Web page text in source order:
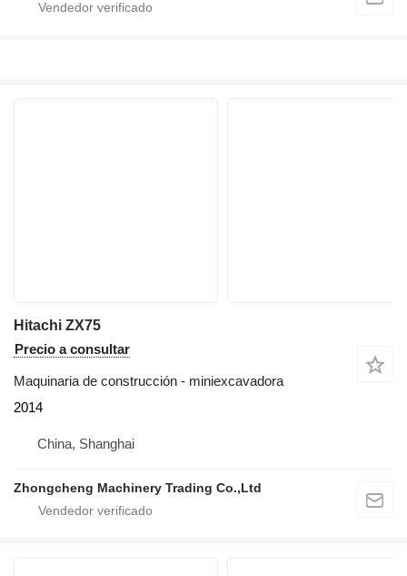
Hitachi ZX75
Precio a consultar
Maquinaria de construcción - miniexcavadora
2014
China, Shanghai
Zhongcheng Machinery Trading Co.,Ltd